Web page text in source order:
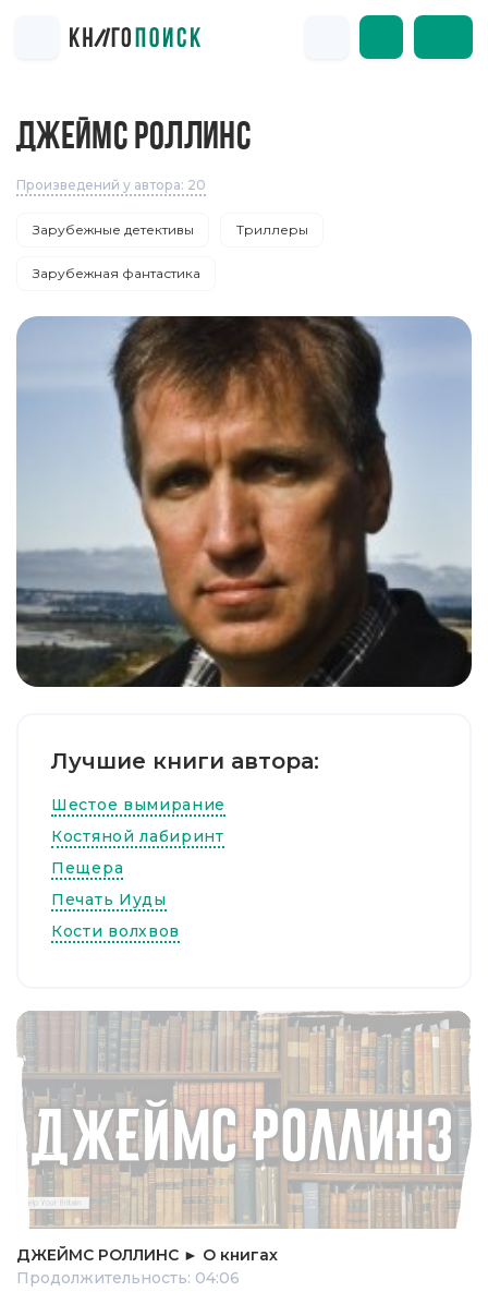
ДЖЕЙМС РОЛЛИНС
Произведений у автора: 20
Зарубежные детективы Триллеры
Зарубежная фантастика
Лучшие книги автора:
Шестое вымирание
Костяной лабиринт
Пещера
Печать Иуды
Кости волхвов
ДЖЕЙМС РОЛЛИНС ► О книгах
Продолжительность: 04:06